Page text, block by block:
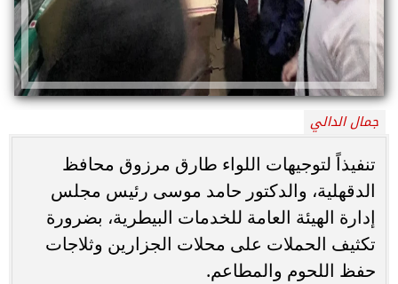
جمال الدالي
تنفيذاً لتوجيهات اللواء طارق مرزوق محافظ
الدقهلية، والدكتور حامد موسى رئيس مجلس
إدارة الهيئة العامة للخدمات البيطرية، بضرورة
تكثيف الحملات على محلات الجزارين وثلاجات
حفظ اللحوم والمطاعم.